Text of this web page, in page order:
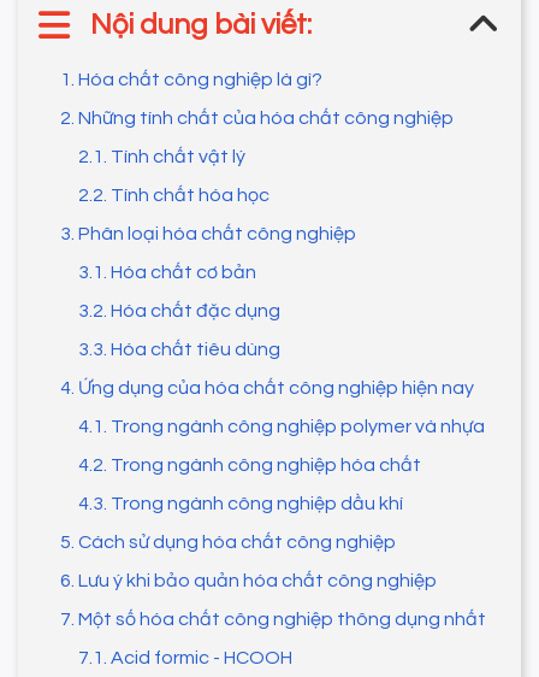
Nội dung bài viết:
1. Hóa chất công nghiệp là gì?
2. Những tính chất của hóa chất công nghiệp
2.1. Tính chất vật lý
2.2. Tính chất hóa học
3. Phân loại hóa chất công nghiệp
3.1. Hóa chất cơ bản
3.2. Hóa chất đặc dụng
3.3. Hóa chất tiêu dùng
4. Ứng dụng của hóa chất công nghiệp hiện nay
4.1. Trong ngành công nghiệp polymer và nhựa
4.2. Trong ngành công nghiệp hóa chất
4.3. Trong ngành công nghiệp dầu khí
5. Cách sử dụng hóa chất công nghiệp
6. Lưu ý khi bảo quản hóa chất công nghiệp
7. Một số hóa chất công nghiệp thông dụng nhất
7.1. Acid formic - HCOOH